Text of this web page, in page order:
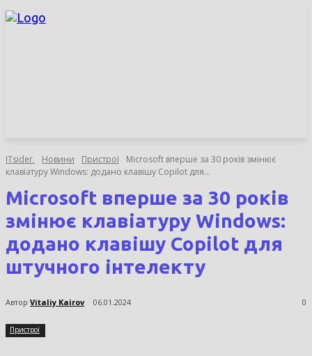
ITsider. Новини Пристрої
Microsoft вперше за 30 років змінює
клавіатуру Windows: додано клавішу Copilot для...
Microsoft вперше за 30 років
змінює клавіатуру Windows:
додано клавішу Copilot для
штучного інтелекту
Автор Vitaliy Kairov 06.01.2024 0
Пристрої